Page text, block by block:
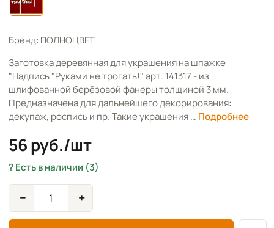
Бренд: ПОЛНОЦВЕТ
Заготовка деревянная для украшения на шпажке
"Надпись "Руками не трогать!" арт. 141317 - из
шлифованной берёзовой фанеры толщиной 3 мм.
Предназначена для дальнейшего декорирования:
декупаж, роспись и пр. Такие украшения … Подробнее
56 руб./шт
Есть в наличии (3)
− +